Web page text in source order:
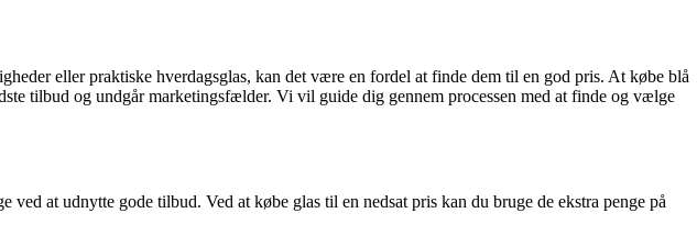
eller praktiske hverdagsglas, kan det være en fordel at finde dem til en god pris. At købe blå
tilbud og undgår marketingsfælder. Vi vil guide dig gennem processen med at finde og vælge
at udnytte gode tilbud. Ved at købe glas til en nedsat pris kan du bruge de ekstra penge på